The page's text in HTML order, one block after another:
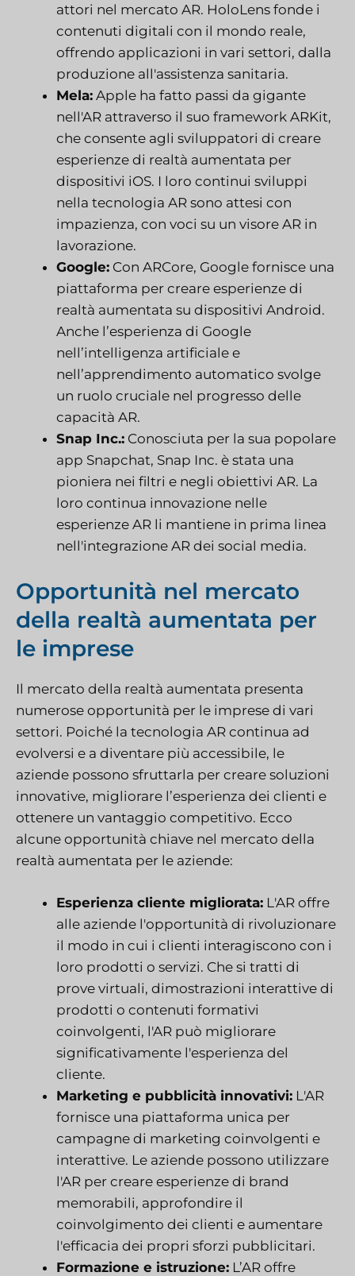
attori nel mercato AR. HoloLens fonde i
contenuti digitali con il mondo reale,
offrendo applicazioni in vari settori, dalla
produzione all'assistenza sanitaria.
Mela: Apple ha fatto passi da gigante
nell'AR attraverso il suo framework ARKit,
che consente agli sviluppatori di creare
esperienze di realtà aumentata per
dispositivi iOS. I loro continui sviluppi
nella tecnologia AR sono attesi con
impazienza, con voci su un visore AR in
lavorazione.
Google: Con ARCore, Google fornisce una
piattaforma per creare esperienze di
realtà aumentata su dispositivi Android.
Anche l’esperienza di Google
nell’intelligenza artificiale e
nell’apprendimento automatico svolge
un ruolo cruciale nel progresso delle
capacità AR.
Snap Inc.: Conosciuta per la sua popolare
app Snapchat, Snap Inc. è stata una
pioniera nei filtri e negli obiettivi AR. La
loro continua innovazione nelle
esperienze AR li mantiene in prima linea
nell'integrazione AR dei social media.
Opportunità nel mercato
della realtà aumentata per
le imprese
Il mercato della realtà aumentata presenta
numerose opportunità per le imprese di vari
settori. Poiché la tecnologia AR continua ad
evolversi e a diventare più accessibile, le
aziende possono sfruttarla per creare soluzioni
innovative, migliorare l’esperienza dei clienti e
ottenere un vantaggio competitivo. Ecco
alcune opportunità chiave nel mercato della
realtà aumentata per le aziende:
Esperienza cliente migliorata: L'AR offre
alle aziende l'opportunità di rivoluzionare
il modo in cui i clienti interagiscono con i
loro prodotti o servizi. Che si tratti di
prove virtuali, dimostrazioni interattive di
prodotti o contenuti formativi
coinvolgenti, l'AR può migliorare
significativamente l'esperienza del
cliente.
Marketing e pubblicità innovativi: L'AR
fornisce una piattaforma unica per
campagne di marketing coinvolgenti e
interattive. Le aziende possono utilizzare
l'AR per creare esperienze di brand
memorabili, approfondire il
coinvolgimento dei clienti e aumentare
l'efficacia dei propri sforzi pubblicitari.
Formazione e istruzione: L’AR offre